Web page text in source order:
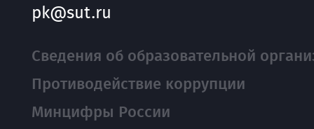
pk@sut.ru
Сведения об образовательной
Противодействие коррупции
Минцифры России